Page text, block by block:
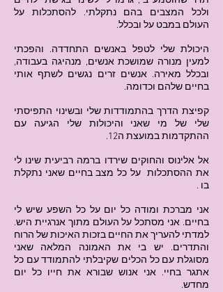
ולכל המצבים בהם נתקלתי. להסתכלות על
העולם במבט על ובכלל.
היכולת שלי לטפל באנשים התחדדה. והפכתי
למעין מנורה שמושכת אנשים, מנהיגה בעבודה,
ובכלל מאירה. אנשים זרים נגשים לשתף אותי
בחיים שלהם וכדומה.
קפיצת הדרך בהתמודדות שלי ובשינוי התפיסתי
שלי של מי שאני והיכולות שלי הגיעה עם
ההתקדמות במועצת ה12.
אל אלינוס והחוקים שירדו ברמה רביעית שינו לי
את ההסתכלות על כל מצב בחיים שאני נתקלת
בו .
אני מברכת ומודה כל יום על כל השפע שיש לי
בחיים. אני מסתכל על העולם מתוך אנרגיית היש.
למדתי להעריך את החיים בזכות האיכות של הרוח
והתדרים. יש בי את האמונה המלאה שאני
מסוגלת עם כל הכלים שקיבלתי להתמודד עם כל
אתגר בחיי. אני אנוש שבורא את חייו כל יום
מחדש.